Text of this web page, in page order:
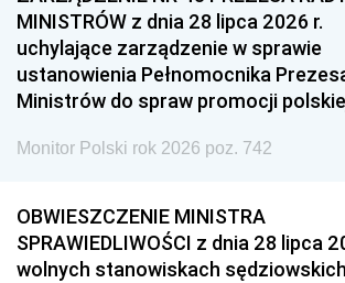
MINISTRÓW z dnia 28 lipca 2026 r.
uchylające zarządzenie w sprawie
ustanowienia Pełnomocnika
Ministrów do spraw promocji
Monitor Polski rok 2026 poz. 742
OBWIESZCZENIE MINISTRA
SPRAWIEDLIWOŚCI z dnia 28 lipca
wolnych stanowiskach sędziowskich